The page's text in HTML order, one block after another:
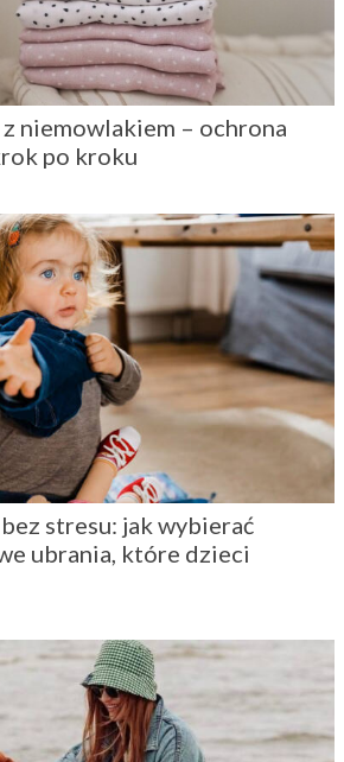
niemowlakiem – ochrona
po kroku
stresu: jak wybierać
ubrania, które dzieci